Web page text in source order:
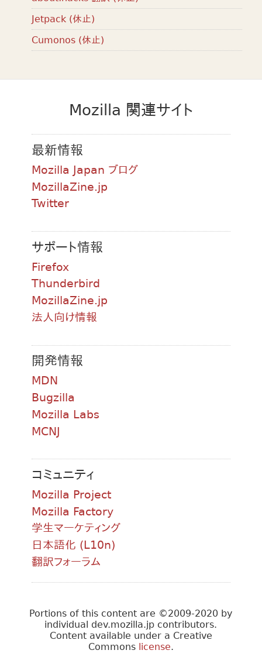
Jetpack (休止)
Cumonos (休止)
Mozilla 関連サイト
最新情報
Mozilla Japan ブログ
MozillaZine.jp
Twitter
サポート情報
Firefox
Thunderbird
MozillaZine.jp
法人向け情報
開発情報
MDN
Bugzilla
Mozilla Labs
MCNJ
コミュニティ
Mozilla Project
Mozilla Factory
学生マーケティング
日本語化 (L10n)
翻訳フォーラム
Portions of this content are ©2009-2020 by
individual dev.mozilla.jp contributors.
Content available under a Creative
Commons license.